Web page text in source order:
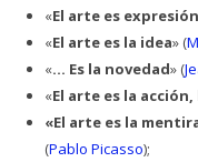
«El arte es
«El arte es la idea» (
«… Es la novedad» (
«El arte es la acción,
«El arte es la
(Pablo Picasso);